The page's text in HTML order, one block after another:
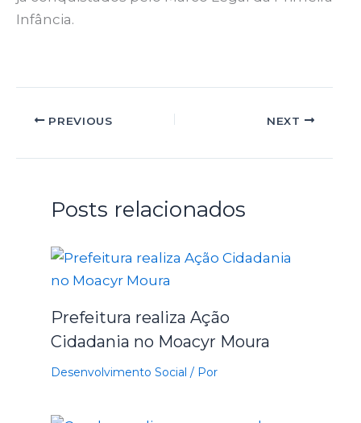
Infância.
PREVIOUS NEXT
Posts relacionados
Prefeitura realiza Ação
Cidadania no Moacyr Moura
Desenvolvimento Social / Por